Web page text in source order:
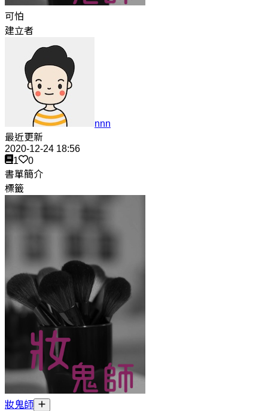
可怕
建立者
nnn
最近更新
2020-12-24 18:56
1
0
書單簡介
標籤
妝鬼師